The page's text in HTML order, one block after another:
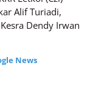
Alif Turiadi,
Dendy Irwan
News